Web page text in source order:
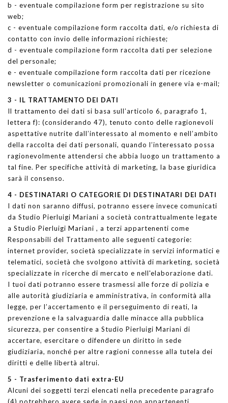
b - eventuale compilazione form per registrazione su sito
web;
c - eventuale compilazione form raccolta dati, e/o richiesta di
contatto con invio delle informazioni richieste;
d - eventuale compilazione form raccolta dati per selezione
del personale;
e - eventuale compilazione form raccolta dati per ricezione
newsletter o comunicazioni promozionali in genere via e-mail;
3 - IL TRATTAMENTO DEI DATI
Il trattamento dei dati si basa sull’articolo 6, paragrafo 1,
lettera f): (considerando 47), tenuto conto delle ragionevoli
aspettative nutrite dall’interessato al momento e nell’ambito
della raccolta dei dati personali, quando l’interessato possa
ragionevolmente attendersi che abbia luogo un trattamento a
tal fine. Per specifiche attività di marketing, la base giuridica
sarà il consenso.
4 - DESTINATARI O CATEGORIE DI DESTINATARI DEI DATI
I dati non saranno diffusi, potranno essere invece comunicati
da Studio Pierluigi Mariani a società contrattualmente legate
a Studio Pierluigi Mariani , a terzi appartenenti come
Responsabili del Trattamento alle seguenti categorie:
internet provider, società specializzate in servizi informatici e
telematici, società che svolgono attività di marketing, società
specializzate in ricerche di mercato e nell'elaborazione dati.
I tuoi dati potranno essere trasmessi alle forze di polizia e
alle autorità giudiziaria e amministrativa, in conformità alla
legge, per l’accertamento e il perseguimento di reati, la
prevenzione e la salvaguardia dalle minacce alla pubblica
sicurezza, per consentire a Studio Pierluigi Mariani di
accertare, esercitare o difendere un diritto in sede
giudiziaria, nonché per altre ragioni connesse alla tutela dei
diritti e delle libertà altrui.
5 - Trasferimento dati extra-EU
Alcuni dei soggetti terzi elencati nella precedente paragrafo